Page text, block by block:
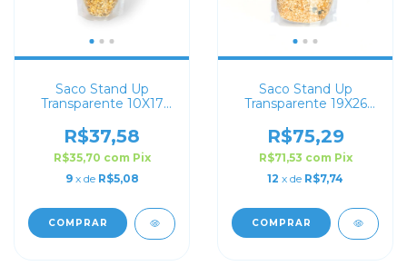
Saco Stand Up
Transparente 10X17
R$37,58
R$35,70 com Pix
9 x de R$5,08
COMPRAR
Saco Stand Up
Transparente 19X26
R$75,29
R$71,53 com Pix
12 x de R$7,74
COMPRAR